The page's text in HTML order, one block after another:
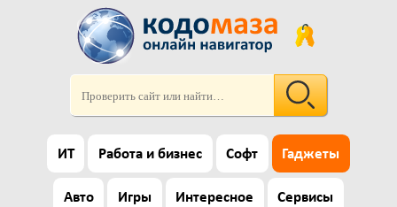
ИТ Работа и бизнес Софт Гаджеты
Авто Игры Интересное Сервисы